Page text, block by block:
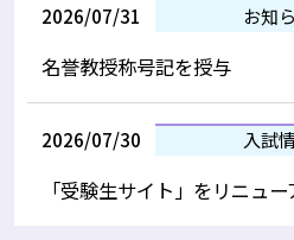
2026/07/31 お知
名誉教授称号記を授与
2026/07/30 入試
「受験生サイト」をリニュ